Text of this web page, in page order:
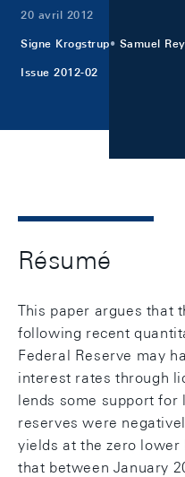
20 avril 2012
Signe Krogstrup Samuel
Issue 2012-02
Résumé
This paper argues that
following recent
Federal Reserve may
interest rates through
lends some support
reserves were
yields at the zero lower
that between January